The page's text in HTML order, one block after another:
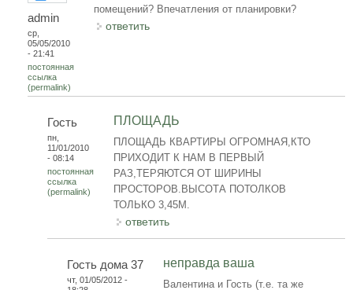
admin
ср,
05/05/2010
- 21:41
постоянная
ссылка
(permalink)
помещений? Впечатления от планировки?
ответить
Гость
пн,
11/01/2010
- 08:14
постоянная
ссылка
(permalink)
ПЛОЩАДЬ
ПЛОЩАДЬ КВАРТИРЫ ОГРОМНАЯ,КТО
ПРИХОДИТ К НАМ В ПЕРВЫЙ
РАЗ,ТЕРЯЮТСЯ ОТ ШИРИНЫ
ПРОСТОРОВ.ВЫСОТА ПОТОЛКОВ
ТОЛЬКО 3,45М.
ответить
Гость дома 37
чт, 01/05/2012 -
неправда ваша
Валентина и Гость (т.е. та же